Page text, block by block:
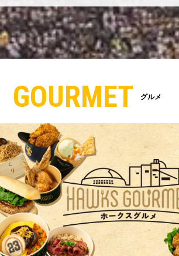
GOURMET グルメ